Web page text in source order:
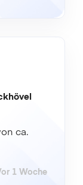
ca.
1 Woche